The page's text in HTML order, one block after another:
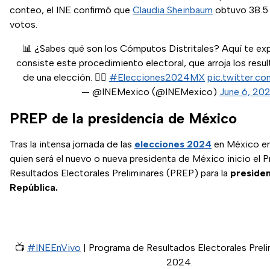
conteo, el INE confirmó que Claudia Sheinbaum obtuvo 38.5
votos.
📊 ¿Sabes qué son los Cómputos Distritales? Aquí te
consiste este procedimiento electoral, que arroja los
de una elección. 👇🏽 #Elecciones2024MX
— @INEMexico (@INEMexico) June 6,
PREP de la presidencia de México
Tras la intensa jornada de las elecciones 2024 en México
quien será el nuevo o nueva presidenta de México inicio el
Resultados Electorales Preliminares (PREP) para la
República.
📺 #INEEnVivo | Programa de Resultados Electorales
2024.